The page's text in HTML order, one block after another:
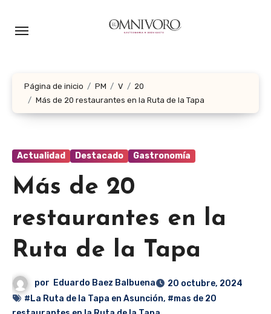
Página de inicio PM V
20
Más de 20 restaurantes en la Ruta de la Tapa
Actualidad Destacado Gastronomía
Más de 20
restaurantes en la
Ruta de la Tapa
por Eduardo Baez Balbuena
20 octubre, 2024
#La Ruta de la Tapa en Asunción, #mas de 20